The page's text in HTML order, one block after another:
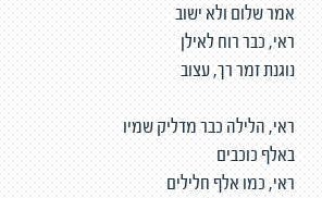
אמר שלום ולא ישוב
ראי, כבר רוח לאילן
נוגנת זמר רך, עצוב
ראי, הלילה כבר מדליק שמיו
באלף כוכבים
ראי, כמו אלף חלילים